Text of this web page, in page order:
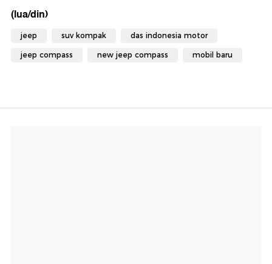
(lua/din)
jeep suv kompak das indonesia motor
jeep compass new jeep compass mobil baru